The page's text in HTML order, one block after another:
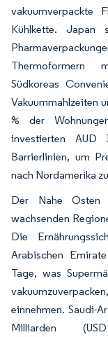
vakuumverpackte
Kühlkette. Japan
Thermoformern
Südkoreas
Vakuummahlzeiten
% der
investierten
Barrierlinien, um
nach Nordamerika
Der Nahe
wachsenden
Die
Arabischen
Tage, was
einnehmen. Saudi-
Milliarden